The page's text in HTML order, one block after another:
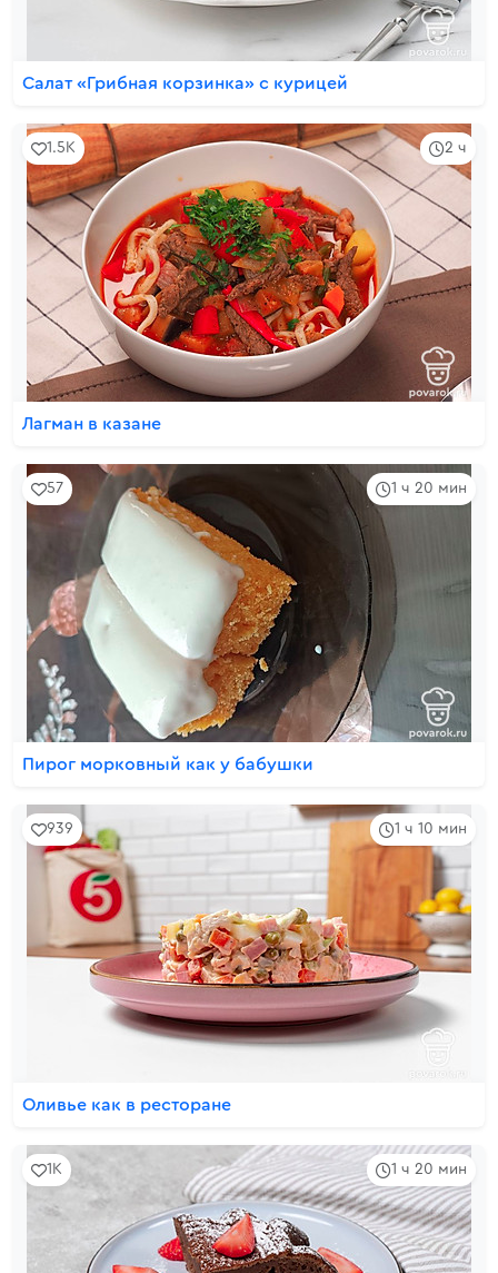
Салат «Грибная корзинка» с курицей
2 ч
1.5K
Лагман в казане
1 ч 20 мин
57
Пирог морковный как у бабушки
1 ч 10 мин
939
Оливье как в ресторане
1 ч 20 мин
1K